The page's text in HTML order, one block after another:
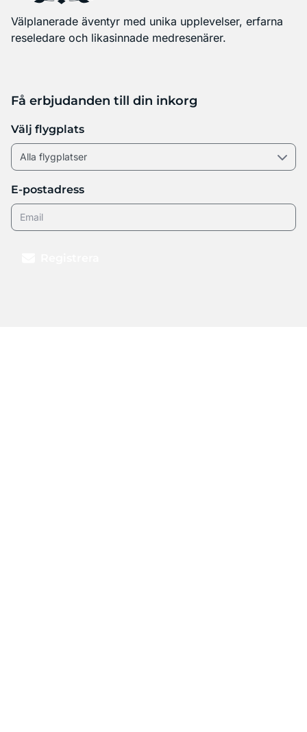
Välplanerade äventyr med unika upplevelser, erfarna
reseledare och likasinnade medresenärer.
Få erbjudanden till din inkorg
Välj flygplats
E-postadress